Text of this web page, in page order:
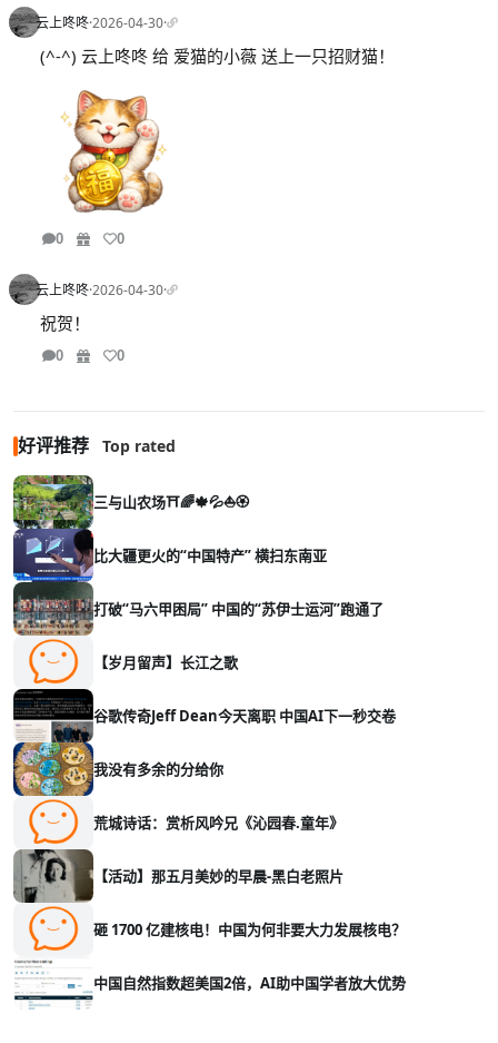
云上咚咚·2026-04-30·
(^-^) 云上咚咚 给 爱猫的小薇 送上一只招财猫！
0 0
云上咚咚·2026-04-30·
祝贺！
0 0
好评推荐 Top rated
三与山农场⛩️🌈🍁💦⛵🏵️
比大疆更火的“中国特产” 横扫东南亚
打破“马六甲困局” 中国的“苏伊士运河”跑通了
【岁月留声】长江之歌
谷歌传奇Jeff Dean今天离职 中国AI下一秒交卷
我没有多余的分给你
荒城诗话：赏析风吟兄《沁园春.童年》
【活动】那五月美妙的早晨-黑白老照片
砸 1700 亿建核电！中国为何非要大力发展核电？
中国自然指数超美国2倍，AI助中国学者放大优势